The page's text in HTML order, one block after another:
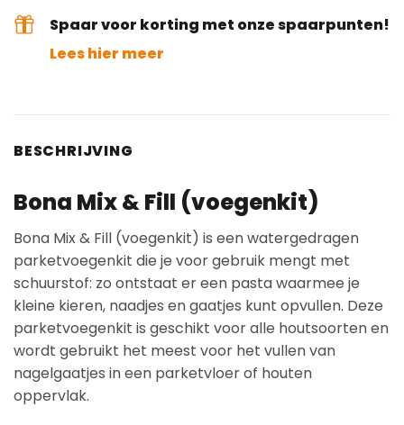
Spaar voor korting met onze spaarpunten!
Lees hier meer
BESCHRIJVING
Bona Mix & Fill (voegenkit)
Bona Mix & Fill (voegenkit) is een watergedragen
parketvoegenkit die je voor gebruik mengt met
schuurstof: zo ontstaat er een pasta waarmee je
kleine kieren, naadjes en gaatjes kunt opvullen. Deze
parketvoegenkit is geschikt voor alle houtsoorten en
wordt gebruikt het meest voor het vullen van
nagelgaatjes in een parketvloer of houten
oppervlak.